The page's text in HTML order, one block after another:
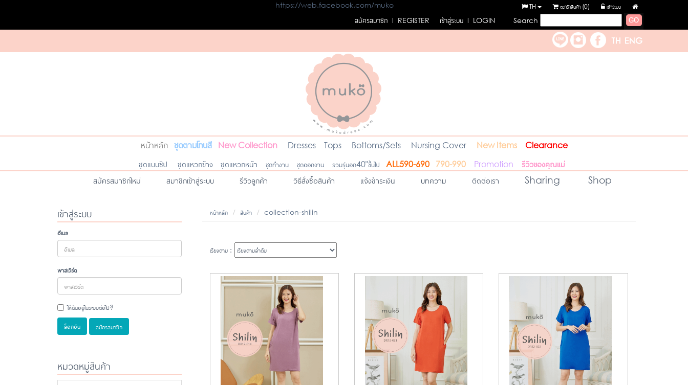
เข้าระบบ
ตะกร้าสินค้า (0)
TH
https://web.facebook.com/mukodress
สมัครสมาชิก l REGISTER เข้าสู่ระบบ l LOGIN Search
หน้าหลัก ชุดตามโทนสี New Collection Dresses Tops Bottoms/Sets Nursing Cover New Items Clearance
ชุดแบบซิป ชุดแหวกข้าง ชุดแหวกหน้า ชุดทำงาน ชุดออกงาน รวมรุ่นอก40"ขึ้นไป ALL590-690 790-990 Promotion
รีวิวของคุณแม่
สมัครสมาชิกใหม่
สมาชิกเข้าสู่ระบบ รีวิวลูกค้า วิธีสั่งซื้อสินค้า แจ้งชำระเงิน บทความ ติดต่อเรา Sharing Shop
เข้าสู่ระบบ
อีเมล
พาสเวิร์ด
ให้ฉันอยู่ในระบบต่อไป?
ล็อกอิน
สมัครสมาชิก
หมวดหมู่สินค้า
หน้าหลัก สินค้า collection-shilin
เรียงตาม :